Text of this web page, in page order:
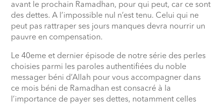
avant le prochain Ramadhan, pour qui peut, car ce sont
des dettes. A l’impossible nul n’est tenu. Celui qui ne
peut pas rattraper ses jours manques devra nourrir un
pauvre en compensation.
Le 40eme et dernier épisode de notre série des perles
choisies parmi les paroles authentifiées du noble
messager béni d’Allah pour vous accompagner dans
ce mois béni de Ramadhan est consacré à la
l’importance de payer ses dettes, notamment celles